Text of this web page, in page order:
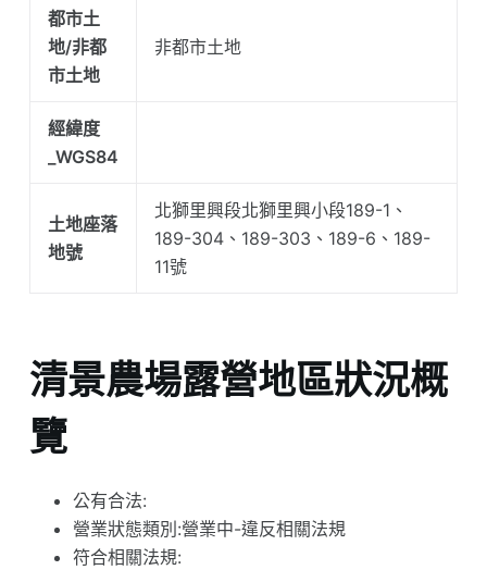
都市土
地/非都
市土地
非都市土地
經緯度
_WGS84
土地座落
地號
北獅里興段北獅里興小段189-1、
189-304、189-303、189-6、189-
11號
清景農場露營地區狀況概
覽
公有合法:
營業狀態類別:營業中-違反相關法規
符合相關法規: